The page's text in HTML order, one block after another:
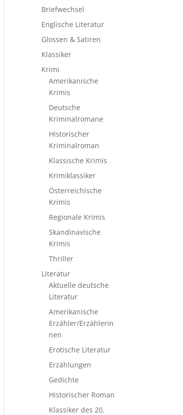
Briefwechsel
Englische Literatur
Glossen & Satiren
Klassiker
Krimi
Amerikanische
Krimis
Deutsche
Kriminalromane
Historischer
Kriminalroman
Klassische Krimis
Krimiklassiker
Österreichische
Krimis
Regionale Krimis
Skandinavische
Krimis
Thriller
Literatur
Aktuelle deutsche
Literatur
Amerikanische
Erzähler/Erzählerin
nen
Erotische Literatur
Erzählungen
Gedichte
Historischer Roman
Klassiker des 20.